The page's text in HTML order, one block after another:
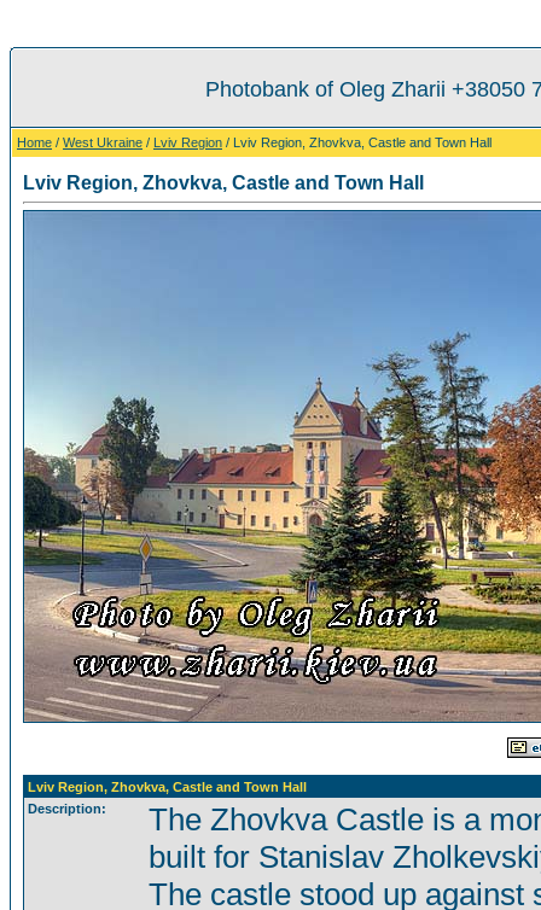
Photobank of Oleg Zharii +38050
Home / West Ukraine / Lviv Region / Lviv Region, Zhovkva, Castle and Town Hall
Lviv Region, Zhovkva, Castle and Town Hall
Lviv Region, Zhovkva, Castle and Town Hall
Description:
The Zhovkva Castle is a
built for Stanislav
The castle stood up